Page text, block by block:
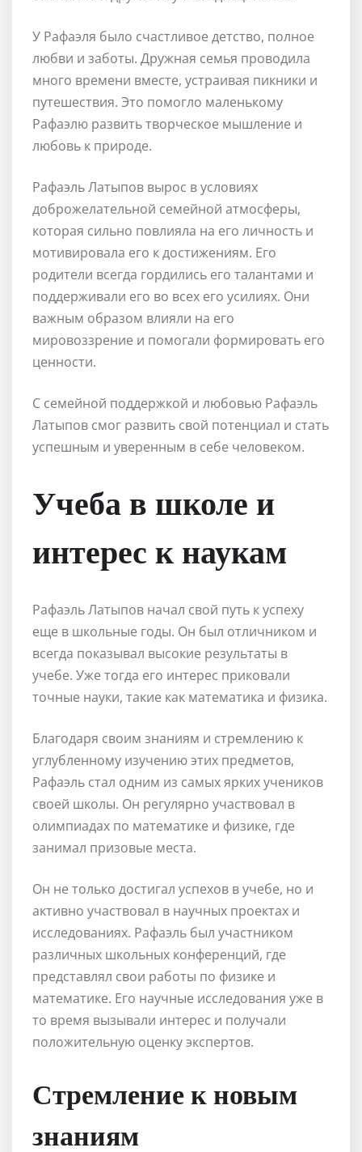
У Рафаэля было счастливое детство, полное
любви и заботы. Дружная семья проводила
много времени вместе, устраивая пикники и
путешествия. Это помогло маленькому
Рафаэлю развить творческое мышление и
любовь к природе.
Рафаэль Латыпов вырос в условиях
доброжелательной семейной атмосферы,
которая сильно повлияла на его личность и
мотивировала его к достижениям. Его
родители всегда гордились его талантами и
поддерживали его во всех его усилиях. Они
важным образом влияли на его
мировоззрение и помогали формировать его
ценности.
С семейной поддержкой и любовью Рафаэль
Латыпов смог развить свой потенциал и стать
успешным и уверенным в себе человеком.
Учеба в школе и
интерес к наукам
Рафаэль Латыпов начал свой путь к успеху
еще в школьные годы. Он был отличником и
всегда показывал высокие результаты в
учебе. Уже тогда его интерес приковали
точные науки, такие как математика и физика.
Благодаря своим знаниям и стремлению к
углубленному изучению этих предметов,
Рафаэль стал одним из самых ярких учеников
своей школы. Он регулярно участвовал в
олимпиадах по математике и физике, где
занимал призовые места.
Он не только достигал успехов в учебе, но и
активно участвовал в научных проектах и
исследованиях. Рафаэль был участником
различных школьных конференций, где
представлял свои работы по физике и
математике. Его научные исследования уже в
то время вызывали интерес и получали
положительную оценку экспертов.
Стремление к новым
знаниям